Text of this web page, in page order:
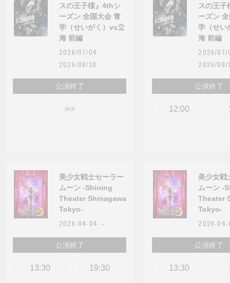
スの王子様』4thシ
ーズン 全国大会 青
学（せいがく）vs立
海 前編
2026/07/04 -
2026/08/30
公演終了
休演
スの王
ーズン
学（せい
海 前編
2026/
2026/08/
公演終了
12:00
美少女戦士セーラー
ムーン -Shining
Theater Shinagawa
Tokyo-
2026-04-04 ～
公演終了
13:30 19:30
美少女戦
ムーン -
Theater
Tokyo-
2026-04-
公演終了
13:30